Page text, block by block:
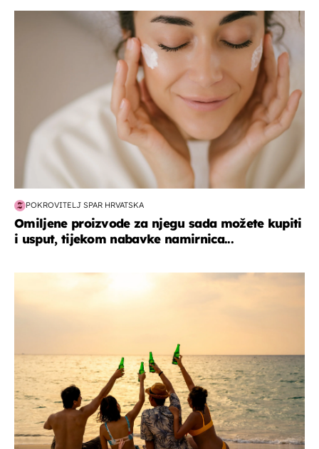
moda & ljepota
POKROVITELJ SPAR HRVATSKA
Omiljene proizvode za njegu sada možete kupiti
i usput, tijekom nabavke namirnica...